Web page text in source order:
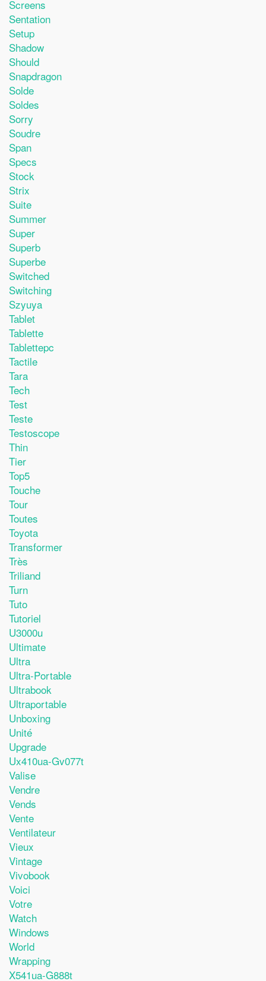
Screens
Sentation
Setup
Shadow
Should
Snapdragon
Solde
Soldes
Sorry
Soudre
Span
Specs
Stock
Strix
Suite
Summer
Super
Superb
Superbe
Switched
Switching
Szyuya
Tablet
Tablette
Tablettepc
Tactile
Tara
Tech
Test
Teste
Testoscope
Thin
Tier
Top5
Touche
Tour
Toutes
Toyota
Transformer
Très
Triliand
Turn
Tuto
Tutoriel
U3000u
Ultimate
Ultra
Ultra-Portable
Ultrabook
Ultraportable
Unboxing
Unité
Upgrade
Ux410ua-Gv077t
Valise
Vendre
Vends
Vente
Ventilateur
Vieux
Vintage
Vivobook
Voici
Votre
Watch
Windows
World
Wrapping
X541ua-G888t